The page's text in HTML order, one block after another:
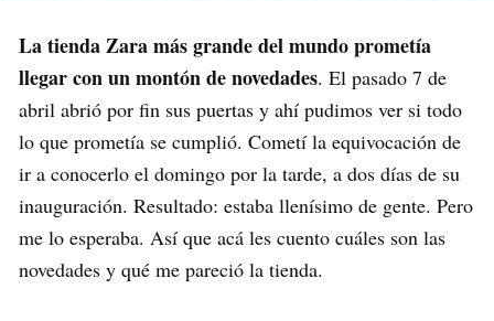
La tienda Zara más grande del mundo prometía
llegar con un montón de novedades. El pasado 7 de
abril abrió por fin sus puertas y ahí pudimos ver si todo
lo que prometía se cumplió. Cometí la equivocación de
ir a conocerlo el domingo por la tarde, a dos días de su
inauguración. Resultado: estaba llenísimo de gente. Pero
me lo esperaba. Así que acá les cuento cuáles son las
novedades y qué me pareció la tienda.